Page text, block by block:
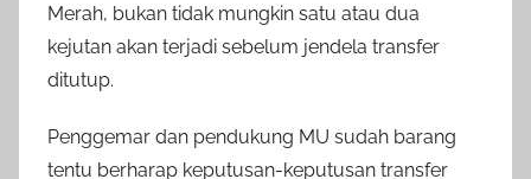
Merah, bukan tidak mungkin satu atau dua
kejutan akan terjadi sebelum jendela transfer
ditutup.
Penggemar dan pendukung MU sudah barang
tentu berharap keputusan-keputusan transfer